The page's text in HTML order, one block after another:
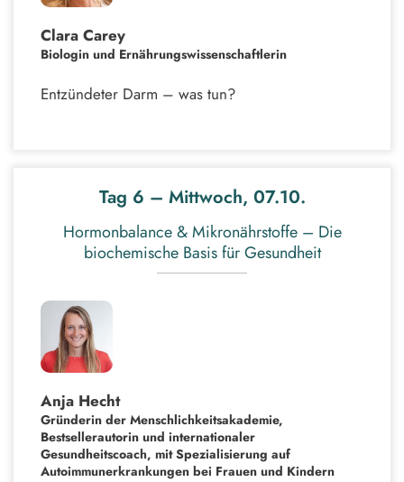
Clara Carey
Biologin und Ernährungswissenschaftlerin
Entzündeter Darm – was tun?
Tag 6 – Mittwoch, 07.10.
Hormonbalance & Mikronährstoffe – Die
biochemische Basis für Gesundheit
Anja Hecht
Gründerin der Menschlichkeitsakademie,
Bestsellerautorin und internationaler
Gesundheitscoach, mit Spezialisierung auf
Autoimmunerkrankungen bei Frauen und Kindern